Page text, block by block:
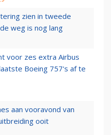
zien in tweede
weg is nog lang
voor zes extra Airbus
Boeing 757's af te
aan vooravond van
ooit